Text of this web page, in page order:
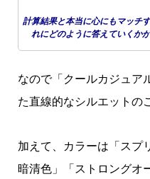
計算結果と本当に心にもマッチ
れにどのように答えていくか
なので「クールカジュア
た直線的なシルエットの
加えて、カラーは「スプ
暗清色」「ストロングオ